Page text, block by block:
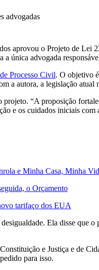
advogadas
aprovou o Projeto de Lei
única advogada
Processo Civil. O objetivo
a autora, a legislação
“A proposição
e os cuidados iniciais com
e Minha Casa, Minha
o Orçamento
tarifaço dos EUA
Ela disse
e Justiça e de
para isso.